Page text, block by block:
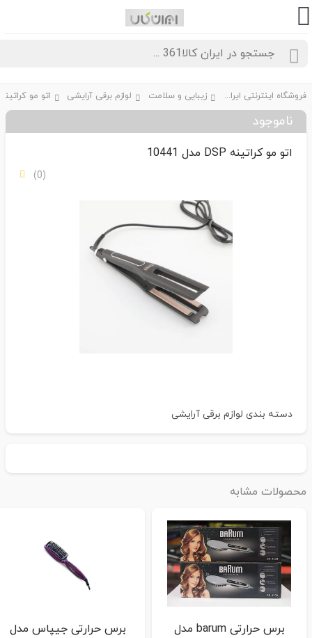
فروشگاه اینترنتی ایران کالا361 زیبایی و سلامت لوازم برقی آرایشی
ناموجود
اتو مو کراتینه DSP مدل 10441
دسته بندیلوازم برقی آرایشی
مشابه
برس حرارتی barum مدل
برس حرارتی جیپاس مدل